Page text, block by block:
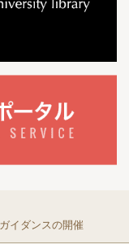
イダンスの開催